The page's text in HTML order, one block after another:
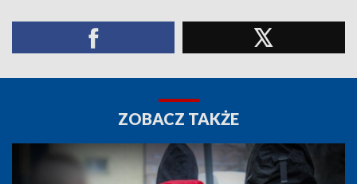
ZOBACZ TAKŻE